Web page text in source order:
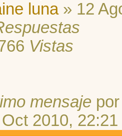
luna» 12
Vistas
mensaje
2010, 22:21